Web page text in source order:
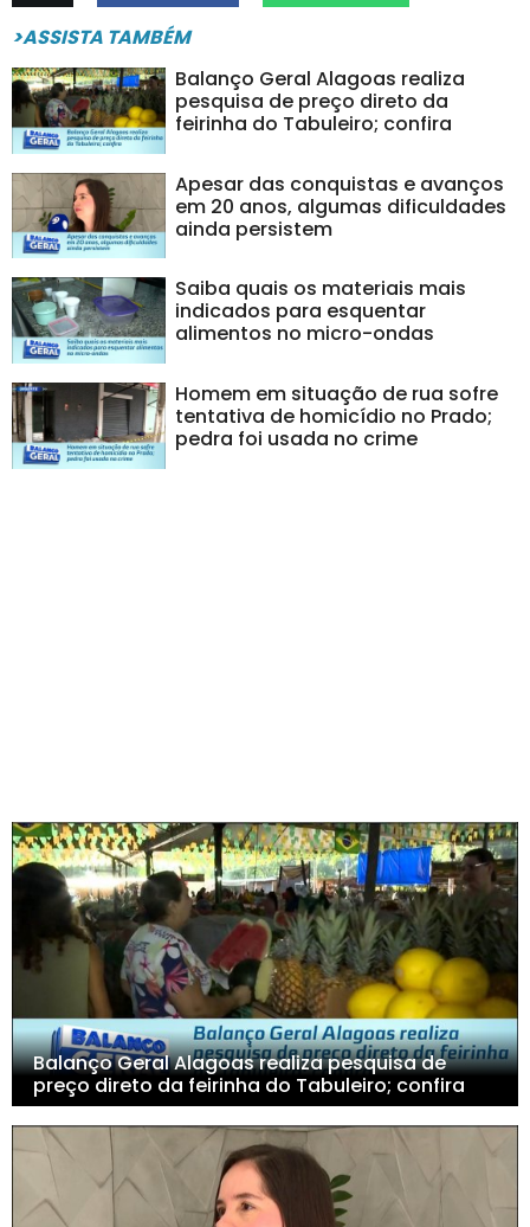
>ASSISTA TAMBÉM
Balanço Geral Alagoas realiza
pesquisa de preço direto da
feirinha do Tabuleiro; confira
Apesar das conquistas e avanços
em 20 anos, algumas dificuldades
ainda persistem
Saiba quais os materiais mais
indicados para esquentar
alimentos no micro-ondas
Homem em situação de rua sofre
tentativa de homicídio no Prado;
pedra foi usada no crime
Balanço Geral Alagoas realiza pesquisa de
preço direto da feirinha do Tabuleiro; confira